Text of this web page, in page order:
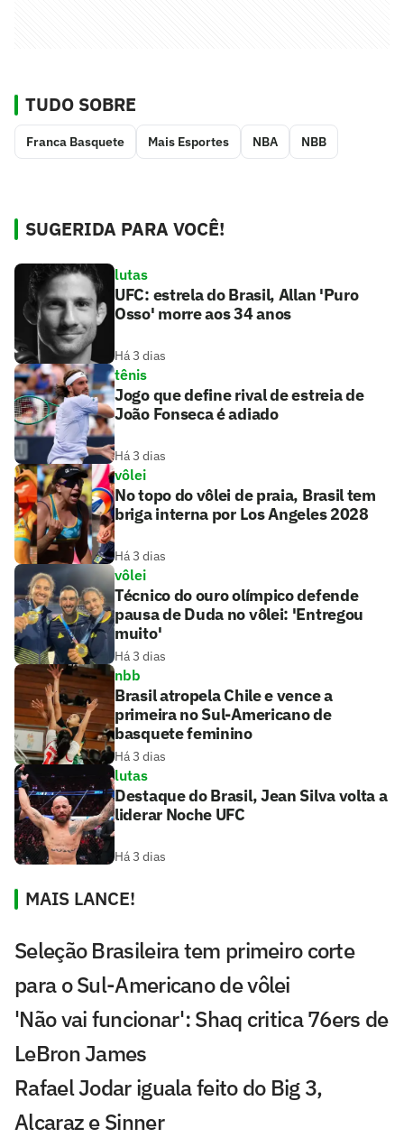
TUDO SOBRE
Franca Basquete Mais Esportes NBA NBB
SUGERIDA PARA VOCÊ!
lutas
UFC: estrela do Brasil, Allan 'Puro
Osso' morre aos 34 anos
Há 3 dias
tênis
Jogo que define rival de estreia de
João Fonseca é adiado
Há 3 dias
vôlei
No topo do vôlei de praia, Brasil tem
briga interna por Los Angeles 2028
Há 3 dias
vôlei
Técnico do ouro olímpico defende
pausa de Duda no vôlei: 'Entregou
muito'
Há 3 dias
nbb
Brasil atropela Chile e vence a
primeira no Sul-Americano de
basquete feminino
Há 3 dias
lutas
Destaque do Brasil, Jean Silva volta a
liderar Noche UFC
Há 3 dias
MAIS LANCE!
Seleção Brasileira tem primeiro corte
para o Sul-Americano de vôlei
'Não vai funcionar': Shaq critica 76ers de
LeBron James
Rafael Jodar iguala feito do Big 3,
Alcaraz e Sinner